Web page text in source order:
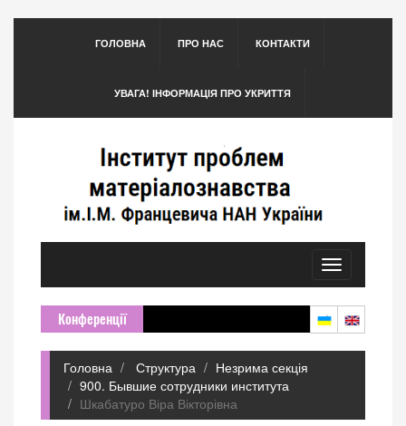
ГОЛОВНА ПРО НАС КОНТАКТИ
УВАГА! ІНФОРМАЦІЯ ПРО УКРИТТЯ
Toggle
navigation
Конференції
Головна Структура
Незрима секція
900. Бывшие сотрудники института
Шкабатуро Віра Вікторівна